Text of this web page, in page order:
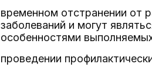
временном отстранении от
заболеваний и могут
особенностями
проведении